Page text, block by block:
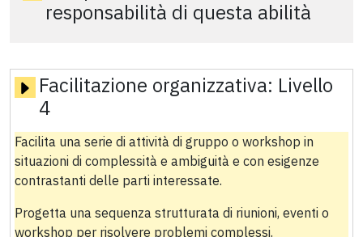
responsabilità di questa abilità
Facilitazione organizzativa: Livello
4
Facilita una serie di attività di gruppo o workshop in
situazioni di complessità e ambiguità e con esigenze
contrastanti delle parti interessate.
Progetta una sequenza strutturata di riunioni, eventi o
workshop per risolvere problemi complessi.